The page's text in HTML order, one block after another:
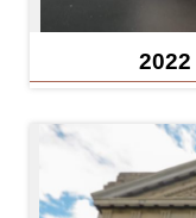
2022